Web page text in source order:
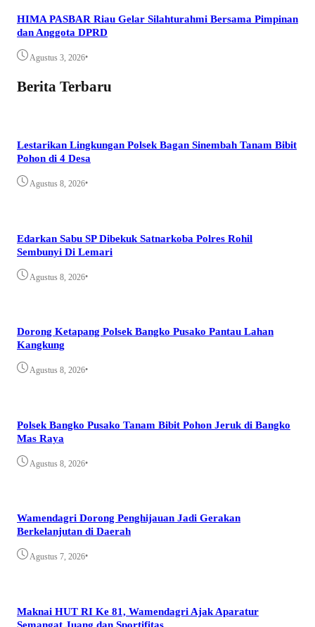
HIMA PASBAR Riau Gelar Silahturahmi Bersama Pimpinan
dan Anggota DPRD
Agustus 3, 2026•
Berita Terbaru
Lestarikan Lingkungan Polsek Bagan Sinembah Tanam Bibit
Pohon di 4 Desa
Agustus 8, 2026•
Edarkan Sabu SP Dibekuk Satnarkoba Polres Rohil
Sembunyi Di Lemari
Agustus 8, 2026•
Dorong Ketapang Polsek Bangko Pusako Pantau Lahan
Kangkung
Agustus 8, 2026•
Polsek Bangko Pusako Tanam Bibit Pohon Jeruk di Bangko
Mas Raya
Agustus 8, 2026•
Wamendagri Dorong Penghijauan Jadi Gerakan
Berkelanjutan di Daerah
Agustus 7, 2026•
Maknai HUT RI Ke 81, Wamendagri Ajak Aparatur
Semangat Juang dan Sportifitas